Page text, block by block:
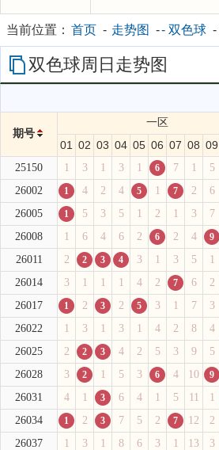
当前位置： 首页 - 走势图 -- 双色球 -
双色球周日走势图
期号
一区
01
02 03 04 05 06 07 08 09
25150 1 3 1 3 1 6 7 1 5
26002 1 4 2 4 5 1 7 2 6
26005
1 5 3 5 1 2 1 3 7
26008
1 6 4 6 2 6 2 4 9
26011 2 2 3 4 3 1 3 5 1
26014
3 1 1 1 4 2 7 6 2
26017
1 2 3 2 5 3 1 7 3
26022
1 3 1 3 1 4 2 8 4
26025
2 2 3 4 2 5 3 9 5
26028
3 2 1 5 3 6 4 10 9
26031 4 1 3 6 4 1 5 11 1
26034
1 2 3 7 5 2 7 12 2
26037
1 3 1 8 6 3 1 13 3